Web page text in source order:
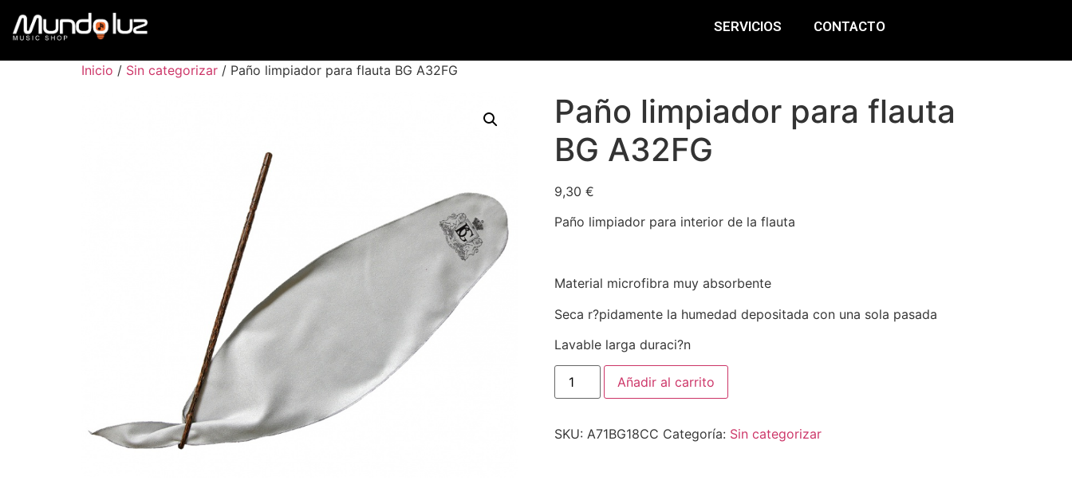
SERVICIOS CONTACTO
Inicio / Sin categorizar / Paño limpiador para flauta BG A32FG
Paño limpiador para flauta
BG A32FG
9,30 €
Paño limpiador para interior de la flauta
Material microfibra muy absorbente
Seca r?pidamente la humedad depositada con una sola pasada
Lavable larga duraci?n
Añadir al carrito
SKU: A71BG18CC Categoría: Sin categorizar